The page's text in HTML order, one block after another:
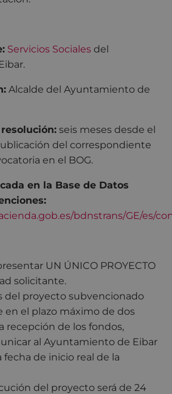
Servicios Sociales del
Alcalde del Ayuntamiento de
seis meses desde el
del correspondiente
en el BOG.
en la Base de Datos
bdnstrans/GE/es/
UN ÚNICO PROYECTO
solicitante.
del proyecto subvencionado
en el plazo máximo de dos
recepción de los fondos,
al Ayuntamiento de Eibar
fecha de inicio real de la
del proyecto será de 24